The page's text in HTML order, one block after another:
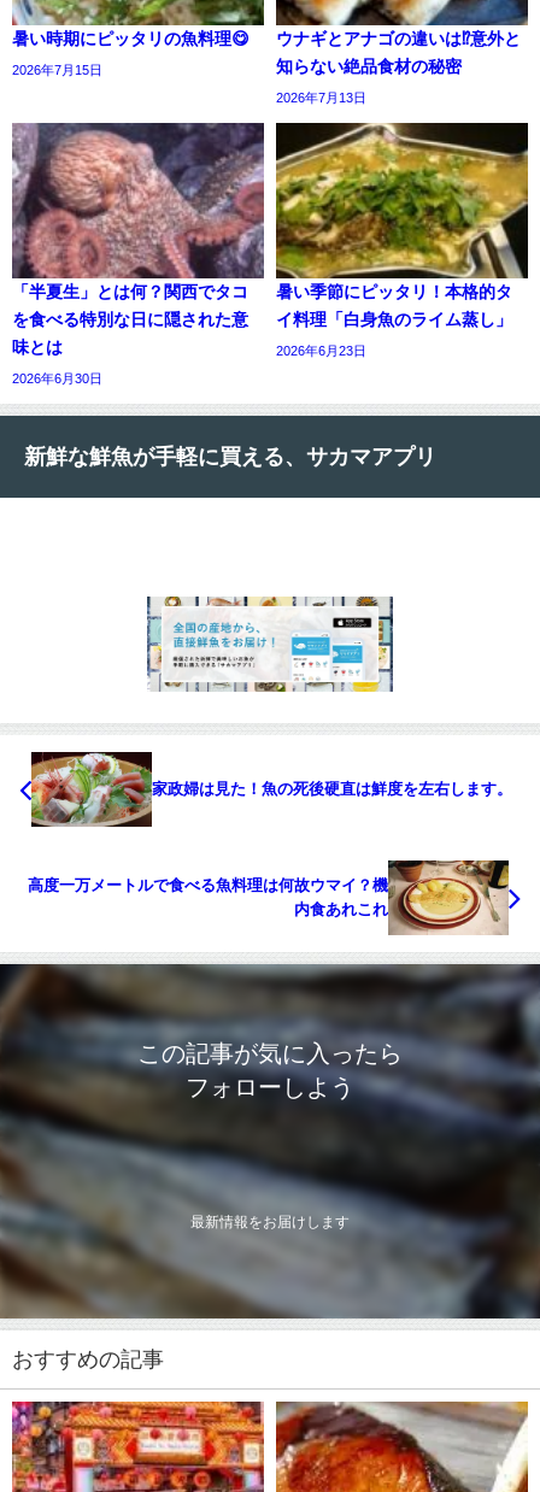
暑い時期にピッタリの魚料理😋
2026年7月15日
ウナギとアナゴの違いは⁉意外と
知らない絶品食材の秘密
2026年7月13日
「半夏生」とは何？関西でタコ
を食べる特別な日に隠された意
味とは
2026年6月30日
暑い季節にピッタリ！本格的タ
イ料理「白身魚のライム蒸し」
2026年6月23日
新鮮な鮮魚が手軽に買える、サカマアプリ
家政婦は見た！魚の死後硬直は鮮度を左右します。
高度一万メートルで食べる魚料理は何故ウマイ？機
内食あれこれ
この記事が気に入ったら
フォローしよう
最新情報をお届けします
おすすめの記事